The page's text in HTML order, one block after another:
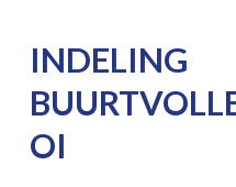
INDELING
OI